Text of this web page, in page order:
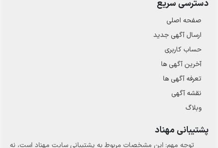
دسترسی سریع
صفحه اصلی
ارسال‌ آگهی جدید
حساب کاربری
آخرین آگهی ها
تعرفه آگهی ها
نقشه آگهی
وبلاگ
پشتیبانی مهناد
توجه مهم: این مشخصات مربوط به پشتیبانی سایت مهناد است، نه